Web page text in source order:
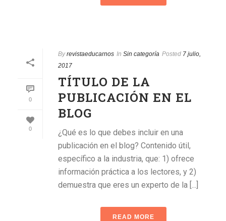
0
0
By revistaeducarnos In Sin categoría Posted 7 julio,
2017
TÍTULO DE LA
PUBLICACIÓN EN EL
BLOG
¿Qué es lo que debes incluir en una
publicación en el blog? Contenido útil,
específico a la industria, que: 1) ofrece
información práctica a los lectores, y 2)
demuestra que eres un experto de la [...]
READ MORE